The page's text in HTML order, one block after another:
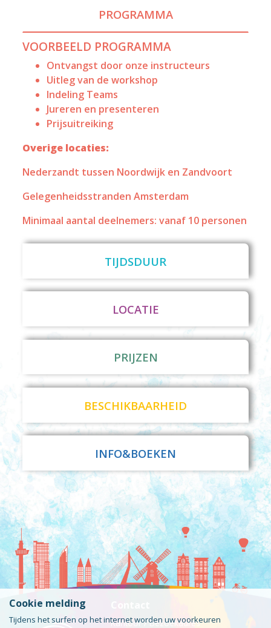
PROGRAMMA
VOORBEELD PROGRAMMA
Ontvangst door onze instructeurs
Uitleg van de workshop
Indeling Teams
Jureren en presenteren
Prijsuitreiking
Overige locaties:
Nederzandt tussen Noordwijk en Zandvoort
Gelegenheidsstranden Amsterdam
Minimaal aantal deelnemers: vanaf 10 personen
TIJDSDUUR
LOCATIE
PRIJZEN
BESCHIKBAARHEID
INFO&BOEKEN
Kantoor / Bezoekadres
Cookie melding
Tijdens het surfen op het internet worden uw voorkeuren